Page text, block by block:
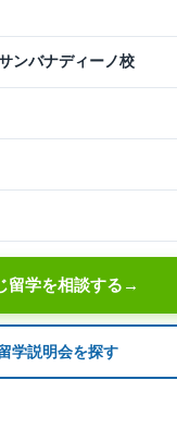
ンバナディーノ校
留学を相談する →
学説明会を探す